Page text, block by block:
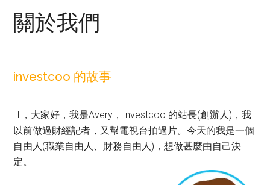
活
投
站
關於我們
investcoo 的故事
Hi，大家好，我是Avery，Investcoo 的站長(創辦人)，我
以前做過財經記者，又幫電視台拍過片。今天的我是一個
自由人(職業自由人、財務自由人)，想做甚麼由自己決
定。